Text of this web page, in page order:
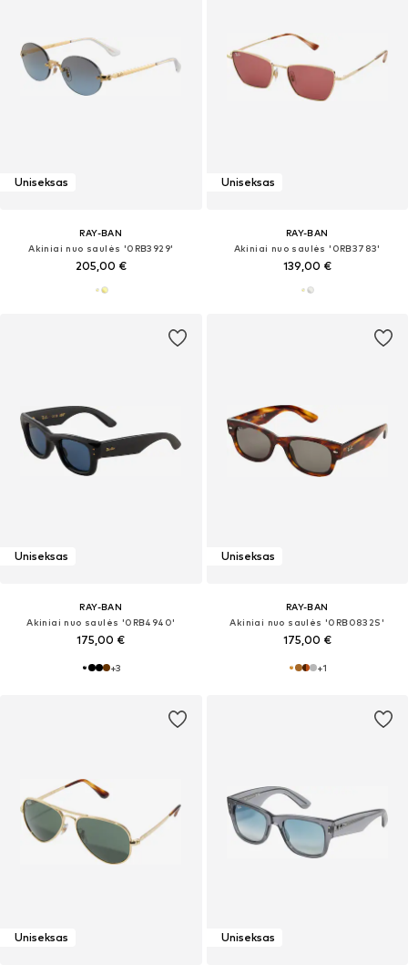
Uniseksas
RAY-BAN
Akiniai nuo saulės '0RB3929'
205,00 €
Uniseksas
RAY-BAN
Akiniai nuo saulės '0RB3783'
139,00 €
Uniseksas
RAY-BAN
Akiniai nuo saulės '0RB4940'
175,00 €
+3
Uniseksas
RAY-BAN
Akiniai nuo saulės '0RB0832S'
175,00 €
+1
Uniseksas Uniseksas